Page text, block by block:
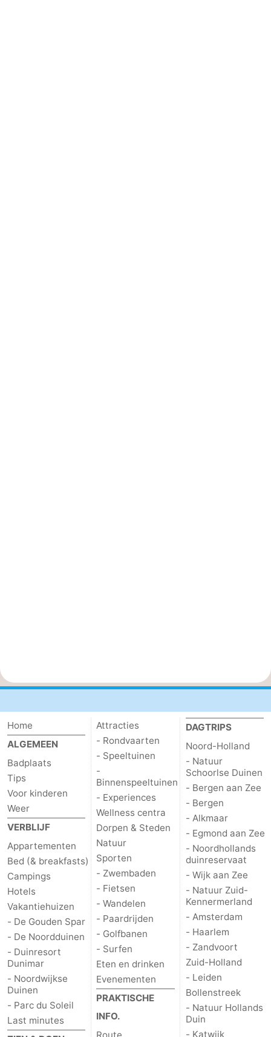
Home
ALGEMEEN
Badplaats
Tips
Voor kinderen
Weer
VERBLIJF
Appartementen
Bed (& breakfasts)
Campings
Hotels
Vakantiehuizen
- De Gouden Spar
- De Noordduinen
- Duinresort
Dunimar
- Noordwijkse
Duinen
- Parc du Soleil
Last minutes
Attracties
- Rondvaarten
- Speeltuinen
-
Binnenspeeltuinen
- Experiences
Wellness centra
Dorpen & Steden
Natuur
Sporten
- Zwembaden
- Fietsen
- Wandelen
- Paardrijden
- Golfbanen
- Surfen
Eten en drinken
Evenementen
PRAKTISCHE
INFO.
DAGTRIPS
Noord-Holland
- Natuur
Schoorlse Duinen
- Bergen aan Zee
- Bergen
- Alkmaar
- Egmond aan Zee
- Noordhollands
duinreservaat
- Wijk aan Zee
- Natuur Zuid-
Kennermerland
- Amsterdam
- Haarlem
- Zandvoort
Zuid-Holland
- Leiden
Bollenstreek
- Natuur Hollands
Duin
- Katwijk